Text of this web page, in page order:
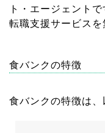
ト・エージェントで
転職支援サービスを
食バンクの特徴
食バンクの特徴は、